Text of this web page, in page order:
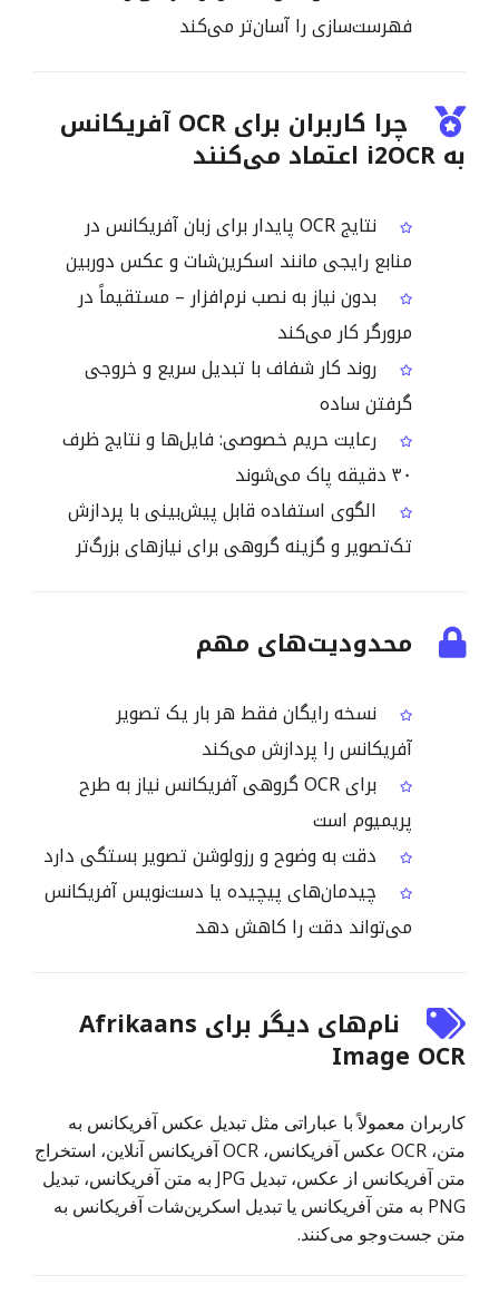
فهرست‌سازی را آسان‌تر می‌کند
چرا کاربران برای OCR آفریکانس
به i2OCR اعتماد می‌کنند
نتایج OCR پایدار برای زبان آفریکانس در
منابع رایجی مانند اسکرین‌شات و عکس دوربین
بدون نیاز به نصب نرم‌افزار – مستقیماً در
مرورگر کار می‌کند
روند کار شفاف با تبدیل سریع و خروجی
گرفتن ساده
رعایت حریم خصوصی: فایل‌ها و نتایج ظرف
۳۰ دقیقه پاک می‌شوند
الگوی استفاده قابل پیش‌بینی با پردازش
تک‌تصویر و گزینه گروهی برای نیازهای بزرگ‌تر
محدودیت‌های مهم
نسخه رایگان فقط هر بار یک تصویر
آفریکانس را پردازش می‌کند
برای OCR گروهی آفریکانس نیاز به طرح
پریمیوم است
دقت به وضوح و رزولوشن تصویر بستگی دارد
چیدمان‌های پیچیده یا دست‌نویس آفریکانس
می‌تواند دقت را کاهش دهد
نام‌های دیگر برای Afrikaans
Image OCR
کاربران معمولاً با عباراتی مثل تبدیل عکس آفریکانس به
متن، OCR عکس آفریکانس، OCR آفریکانس آنلاین، استخراج
متن آفریکانس از عکس، تبدیل JPG به متن آفریکانس، تبدیل
PNG به متن آفریکانس یا تبدیل اسکرین‌شات آفریکانس به
متن جست‌وجو می‌کنند.